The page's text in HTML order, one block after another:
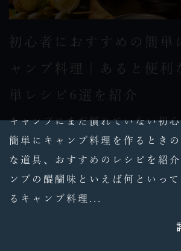
初心者におすすめの簡単
ャンプ料理｜あると便利
単レシピ6選を紹介
キャンプにまだ慣れていない初
簡単にキャンプ料理を作るとき
な道具、おすすめのレシピを紹
ンプの醍醐味といえば何といっ
るキャンプ料理...